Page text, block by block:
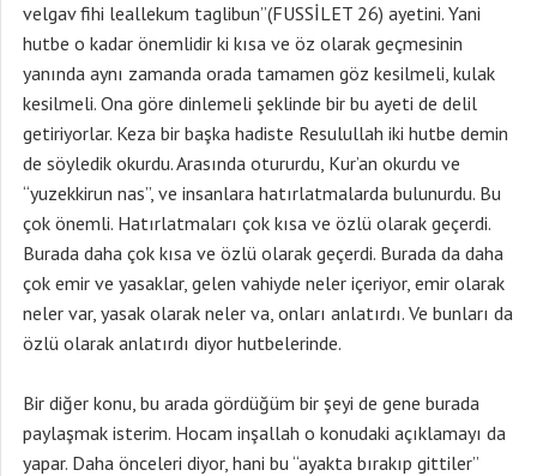
velgav fihi leallekum taglibun”(FUSSİLET 26) ayetini. Yani
hutbe o kadar önemlidir ki kısa ve öz olarak geçmesinin
yanında aynı zamanda orada tamamen göz kesilmeli, kulak
kesilmeli. Ona göre dinlemeli şeklinde bir bu ayeti de delil
getiriyorlar. Keza bir başka hadiste Resulullah iki hutbe demin
de söyledik okurdu. Arasında otururdu, Kur’an okurdu ve
“yuzekkirun nas”, ve insanlara hatırlatmalarda bulunurdu. Bu
çok önemli. Hatırlatmaları çok kısa ve özlü olarak geçerdi.
Burada daha çok kısa ve özlü olarak geçerdi. Burada da daha
çok emir ve yasaklar, gelen vahiyde neler içeriyor, emir olarak
neler var, yasak olarak neler va, onları anlatırdı. Ve bunları da
özlü olarak anlatırdı diyor hutbelerinde.
Bir diğer konu, bu arada gördüğüm bir şeyi de gene burada
paylaşmak isterim. Hocam inşallah o konudaki açıklamayı da
yapar. Daha önceleri diyor, hani bu “ayakta bırakıp gittiler”